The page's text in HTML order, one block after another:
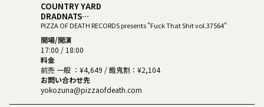
COUNTRY YARD
DRADNATS
HONEST
KUZIRA
PIZZA OF DEATH RECORDS presents "Fuck That Shit vol.37564"
開場/開演
17:00 / 18:00
料金
前売 一般 ：¥4,649 / 餓鬼割：¥2,104
お問い合わせ先
yokozuna@pizzaofdeath.com